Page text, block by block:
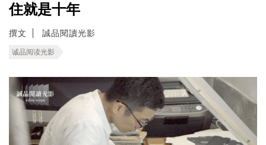
住就是十年
撰文 誠品閱讀光影
诚品阅读光影